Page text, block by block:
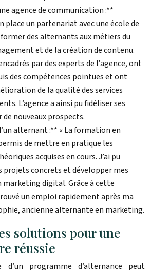
agence de communication :**
place un partenariat avec une école de
des alternants aux métiers du
et de la création de contenu.
par des experts de l’agence, ont
des compétences pointues et ont
de la qualité des services
L’agence a ainsi pu fidéliser ses
nouveaux prospects.
alternant :** « La formation en
de mettre en pratique les
acquises en cours. J’ai pu
projets concrets et développer mes
marketing digital. Grâce à cette
un emploi rapidement après ma
ancienne alternante en marketing.
solutions pour une
réussie
programme d’alternance peut